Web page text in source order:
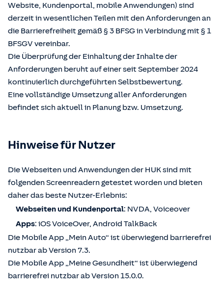
Website, Kundenportal, mobile Anwendungen) sind
derzeit in wesentlichen Teilen mit den Anforderungen an
die Barrierefreiheit gemäß § 3 BFSG in Verbindung mit § 1
BFSGV vereinbar.
Die Überprüfung der Einhaltung der Inhalte der
Anforderungen beruht auf einer seit September 2024
kontinuierlich durchgeführten Selbstbewertung.
Eine vollständige Umsetzung aller Anforderungen
befindet sich aktuell in Planung bzw. Umsetzung.
Hinweise für Nutzer
Die Webseiten und Anwendungen der HUK sind mit
folgenden Screenreadern getestet worden und bieten
daher das beste Nutzer-Erlebnis:
Webseiten und Kundenportal: NVDA, Voiceover
Apps: iOS VoiceOver, Android TalkBack
Die Mobile App „Mein Auto“ ist überwiegend barrierefrei
nutzbar ab Version 7.3.
Die Mobile App „Meine Gesundheit“ ist überwiegend
barrierefrei nutzbar ab Version 15.0.0.